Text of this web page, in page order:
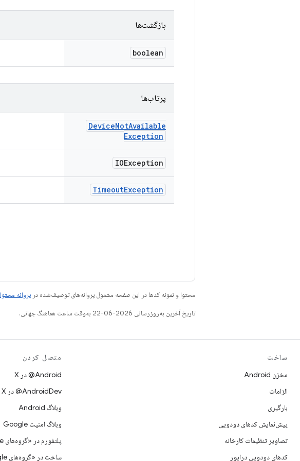
بازگشت‌ها
boolean
پرتاب‌ها
DeviceNotAvailable
Exception
IOException
TimeoutException
محتوا و نمونه کدها در این صفحه مشمول پروانه‌های توصیف‌شده در پروانه محتوا
تاریخ آخرین به‌روزرسانی 2026-06-22 به‌وقت ساعت هماهنگ جهانی.
ساخت
مخزن Android
الزامات
بارگیری
پیش‌نمایش کدهای دودویی
تصاویر تنظیمات کارخانه
کدهای دودویی درایور
متصل کردن
‫‎@Android در X
‫‎@AndroidDev در X
وبلاگ Android
وبلاگ امنیت Google
پلتفورم در «گروه‌های Google»
ساخت در «گروه‌های Google»